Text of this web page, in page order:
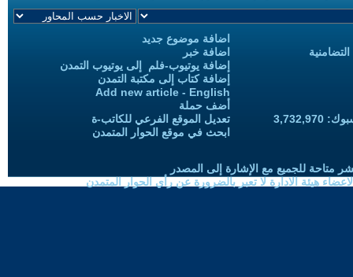
اضافة موضوع جديد
اضافة خبر
إضافة يوتيوب-فلم إلى يوتيوب التمدن
إضافة كتاب إلى مكتبة التمدن
Add new article - English
أضف حملة
تعديل الموقع الفرعي للكاتب-ة
ابحث في موقع الحوار المتمدن
متاحة للجميع مع الإشارة إلى المصدر
هيئة الادارة لا تعبر بالضرورة عن رأي الحوار المتمدن